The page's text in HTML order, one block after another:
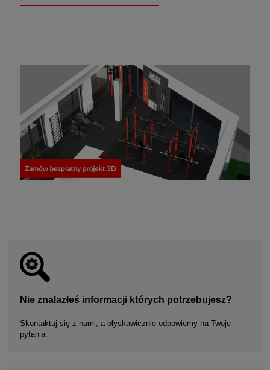
Nie znalazłeś informacji których potrzebujesz?
Skontaktuj się z nami, a błyskawicznie odpowiemy na Twoje
pytania.